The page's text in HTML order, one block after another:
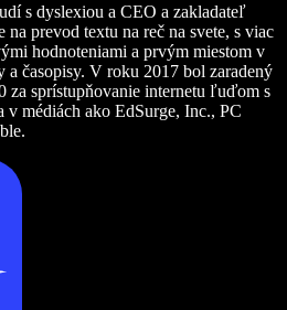
s dyslexiou a CEO a zakladateľ
na prevod textu na reč na svete, s viac
hodnoteniami a prvým miestom v
a časopisy. V roku 2017 bol zaradený
za sprístupňovanie internetu ľuďom s
v médiách ako EdSurge, Inc., PC